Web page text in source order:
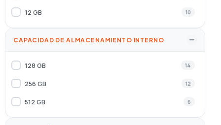
VIVO
ZTE 7
12 GB 10
CAPACIDAD DE ALMACENAMIENTO INTERNO
128 GB 14
256 GB 12
512 GB 6